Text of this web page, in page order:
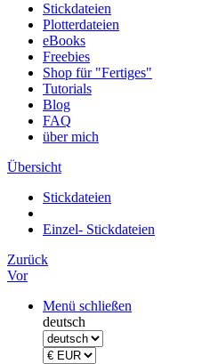
Stickdateien
Plotterdateien
eBooks
Freebies
Shop für "Fertiges"
Tutorials
Blog
FAQ
über mich
Übersicht
Stickdateien
Einzel- Stickdateien
Zurück
Vor
Menü schließen
deutsch